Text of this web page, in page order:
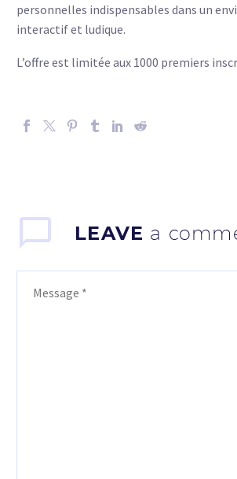
personnelles indispensables dans un
interactif et ludique.
L’offre est limitée aux 1000 premiers
LEAVE a